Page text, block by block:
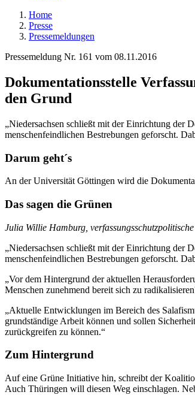
Home
Presse
Pressemeldungen
Pressemeldung Nr. 161 vom 08.11.2016
Dokumentationsstelle
den Grund
„Niedersachsen schließt mit der Einrichtung der
menschenfeindlichen Bestrebungen geforscht.
Darum geht´s
An der Universität Göttingen wird die
Das sagen die Grünen
Julia Willie Hamburg,
„Niedersachsen schließt mit der Einrichtung der
menschenfeindlichen Bestrebungen geforscht.
„Vor dem Hintergrund der aktuellen
Menschen zunehmend bereit sich zu
„Aktuelle Entwicklungen im Bereich des
grundständige Arbeit können und sollen
zurückgreifen zu können.“
Zum Hintergrund
Auf eine Grüne Initiative hin, schreibt der
Auch Thüringen will diesen Weg einschlagen.